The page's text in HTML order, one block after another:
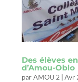
Des élèves
d’Amou-Oblo
parAMOU 2 | Avr